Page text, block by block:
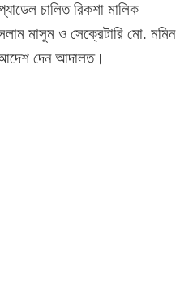
চালিত রিকশা মালিক
মাসুম ও সেক্রেটারি মো. মমিন
আদেশ দেন আদালত।